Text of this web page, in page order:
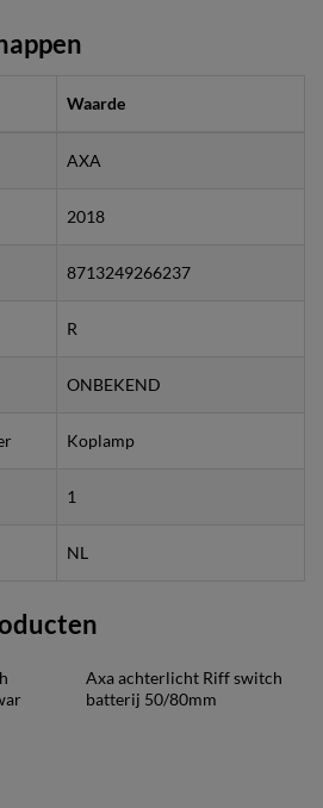
Waarde
AXA
2018
8713249266237
R
ONBEKEND
Koplamp
1
NL
Axa achterlicht Riff switch
batterij 50/80mm